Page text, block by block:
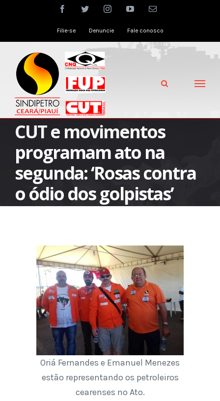
facebooktwitter instagramyoutubeEmail
Filie-se Denuncie Fale conosco
CUT e movimentos
programam ato na
segunda: ‘Rosas contra
o ódio dos golpistas’
Oriá Fernandes e Emanuel Menezes
estão representando os petroleiros
cearenses no Ato.